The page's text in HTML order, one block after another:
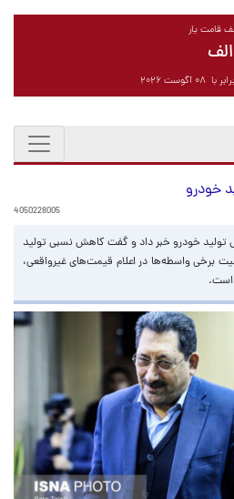
قامت یار
خودرو
4050228005
تولید خودرو خبر داد و گفت کاهش نسبی تولید
برخی واسطه‌ها در اعلام قیمت‌های غیرواقعی،
است.